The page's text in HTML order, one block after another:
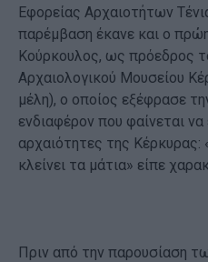
Εφορείας Αρχαιοτήτων
παρέμβαση έκανε και ο
Κούρκουλος, ως πρόεδρος
Αρχαιολογικού Μουσείου
μέλη), ο οποίος εξέφρασε
ενδιαφέρον που φαίνεται να
αρχαιότητες της Κέρκυρας:
κλείνει τα μάτια» είπε
Πριν από την παρουσίαση